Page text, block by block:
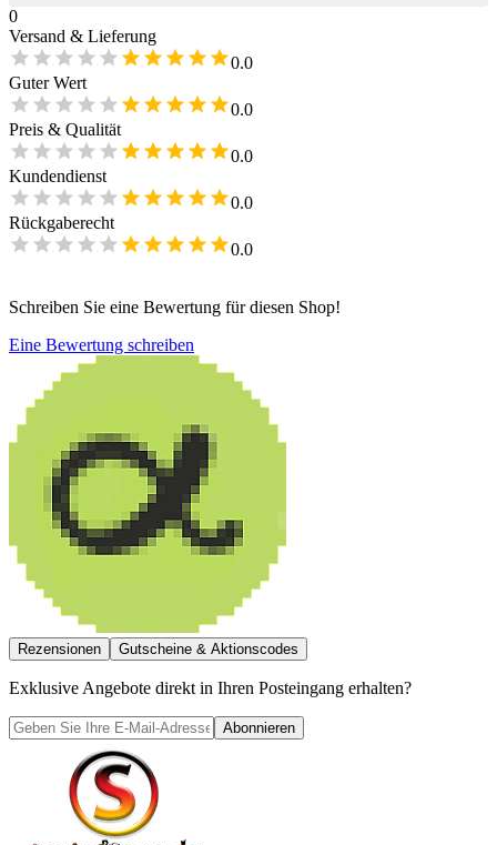
0
Versand & Lieferung
0.0
Guter Wert
0.0
Preis & Qualität
0.0
Kundendienst
0.0
Rückgaberecht
0.0
Schreiben Sie eine Bewertung für diesen Shop!
Eine Bewertung schreiben
Rezensionen Gutscheine & Aktionscodes
Exklusive Angebote direkt in Ihren Posteingang erhalten?
Abonnieren